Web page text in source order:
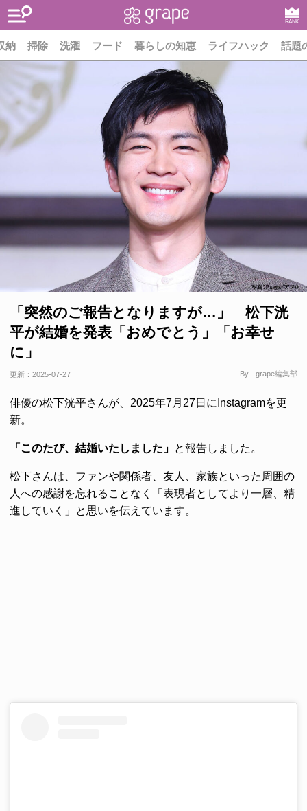
RANK
納 掃除 洗濯 フード 暮らしの知恵 ライフハック 話題
「突然のご報告となりますが…」 松下洸
平が結婚を発表「おめでとう」「お幸せ
に」
更新： 2025-07-27 By - grape編集部
俳優の松下洸平さんが、2025年7月27日にInstagramを更
新。
「このたび、結婚いたしました」 と報告しました。
松下さんは、ファンや関係者、友人、家族といった周囲の
人への感謝を忘れることなく「表現者としてより一層、精
進していく」と思いを伝えています。